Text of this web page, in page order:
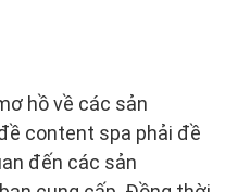
hồ về các sản
content spa phải đề
đến các sản